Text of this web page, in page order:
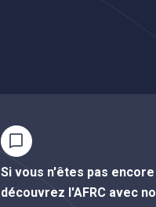
Si vous n'êtes pas
découvrez l'AFRC avec